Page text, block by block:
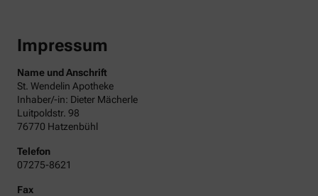
Impressum
Name und Anschrift
St. Wendelin Apotheke
Inhaber/-in: Dieter Mächerle
Luitpoldstr. 98
76770 Hatzenbühl
Telefon
07275-8621
Fax